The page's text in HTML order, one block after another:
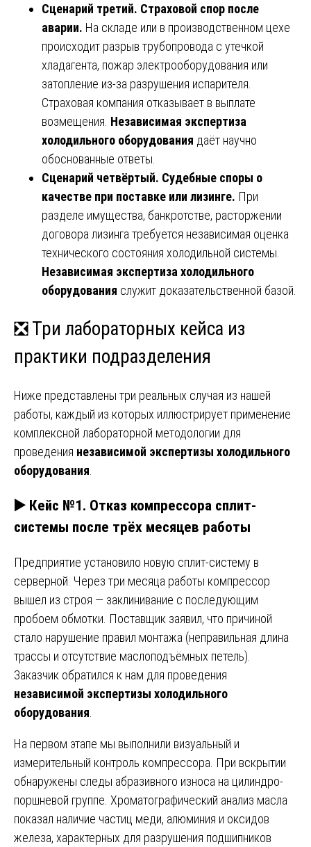
Сценарий третий. Страховой спор после
аварии. На складе или в производственном цехе
происходит разрыв трубопровода с утечкой
хладагента, пожар электрооборудования или
затопление из-за разрушения испарителя.
Страховая компания отказывает в выплате
возмещения. Независимая экспертиза
холодильного оборудования даёт научно
обоснованные ответы.
Сценарий четвёртый. Судебные споры о
качестве при поставке или лизинге. При
разделе имущества, банкротстве, расторжении
договора лизинга требуется независимая оценка
технического состояния холодильной системы.
Независимая экспертиза холодильного
оборудования служит доказательственной базой.
❎ Три лабораторных кейса из
практики подразделения
Ниже представлены три реальных случая из нашей
работы, каждый из которых иллюстрирует применение
комплексной лабораторной методологии для
проведения независимой экспертизы холодильного
оборудования.
▶️ Кейс №1. Отказ компрессора сплит-
системы после трёх месяцев работы
Предприятие установило новую сплит-систему в
серверной. Через три месяца работы компрессор
вышел из строя — заклинивание с последующим
пробоем обмотки. Поставщик заявил, что причиной
стало нарушение правил монтажа (неправильная длина
трассы и отсутствие маслоподъёмных петель).
Заказчик обратился к нам для проведения
независимой экспертизы холодильного
оборудования
На первом этапе мы выполнили визуальный и
измерительный контроль компрессора. При вскрытии
обнаружены следы абразивного износа на цилиндро-
поршневой группе. Хроматографический анализ масла
показал наличие частиц меди, алюминия и оксидов
железа, характерных для разрушения подшипников